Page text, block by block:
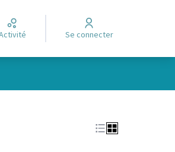
Activité Se connecter